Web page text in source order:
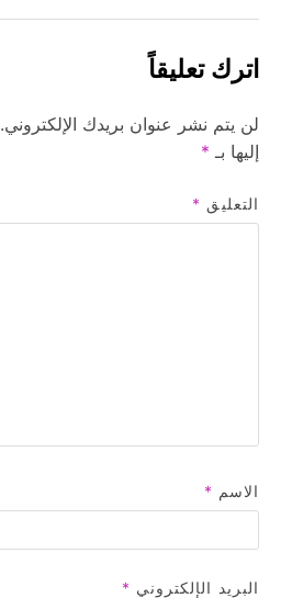
اترك تعليقاً
لن يتم نشر عنوان بريدك الإلكتروني.
إليها بـ *
التعليق *
الاسم *
البريد الإلكتروني *